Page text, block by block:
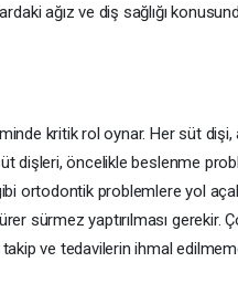
ağız ve diş sağlığı
kritik rol oynar. Her süt
dişleri, öncelikle beslenme
ortodontik problemlere yol
sürmez yaptırılması gerekir.
takip ve tedavilerin ihmal